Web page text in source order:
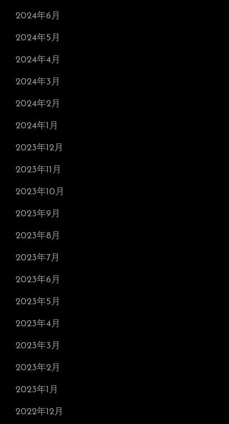
2024年6月
2024年5月
2024年4月
2024年3月
2024年2月
2024年1月
2023年12月
2023年11月
2023年10月
2023年9月
2023年8月
2023年7月
2023年6月
2023年5月
2023年4月
2023年3月
2023年2月
2023年1月
2022年12月